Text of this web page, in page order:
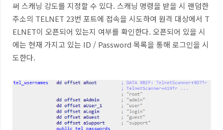
써 스캐닝 강도를 지정할 수 있다. 스캐닝 명령을 받을 시 랜덤한
주소의 TELNET 23번 포트에 접속을 시도하여 원격 대상에서 T
ELNET이 오픈되어 있는지 여부를 확인한다. 오픈되어 있을 시
에는 현재 가지고 있는 ID / Password 목록을 통해 로그인을 시
도한다.